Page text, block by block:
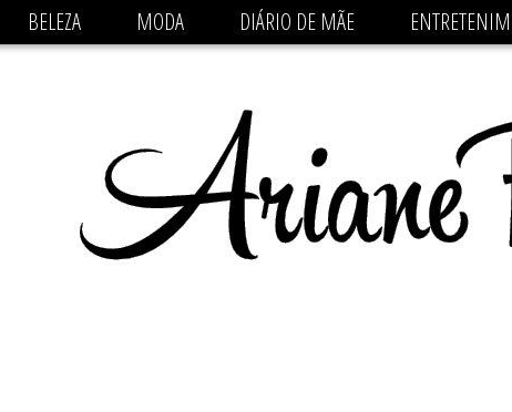
pub-1470782825684808' src='https://
BELEZA MODA DIÁRIO DE MÃE